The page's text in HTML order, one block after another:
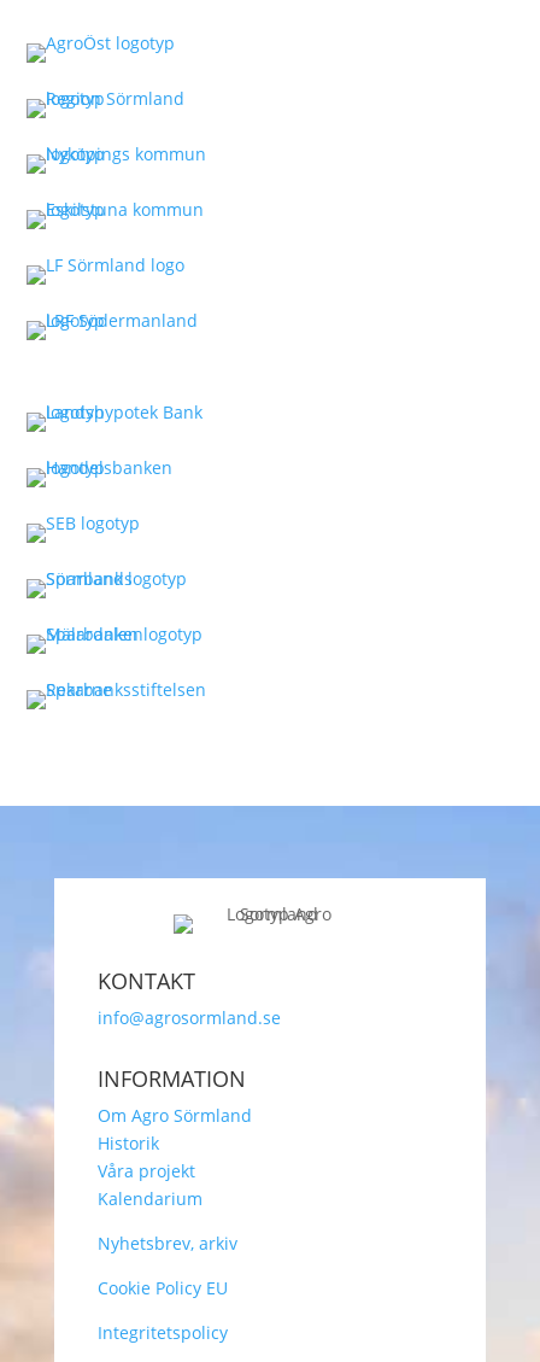
KONTAKT
info@agrosormland.se
INFORMATION
Om Agro Sörmland
Historik
Våra projekt
Kalendarium
Nyhetsbrev, arkiv
Cookie Policy EU
Integritetspolicy